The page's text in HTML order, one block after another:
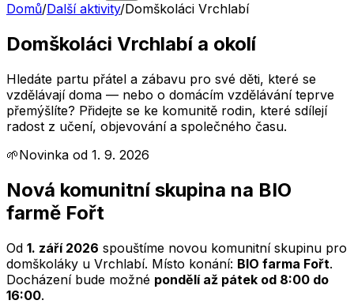
Domů/Další aktivity/Domškoláci Vrchlabí
Domškoláci Vrchlabí a okolí
Hledáte partu přátel a zábavu pro své děti, které se
vzdělávají doma — nebo o domácím vzdělávání teprve
přemýšlíte? Přidejte se ke komunitě rodin, které sdílejí
radost z učení, objevování a společného času.
🌱Novinka od 1. 9. 2026
Nová komunitní skupina na BIO
farmě Fořt
Od 1. září 2026 spouštíme novou komunitní skupinu pro
domškoláky u Vrchlabí. Místo konání: BIO farma Fořt.
Docházení bude možné pondělí až pátek od 8:00 do
16:00.